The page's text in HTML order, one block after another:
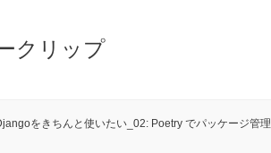
クリップ
をきちんと使いたい_02: Poetry でパッケージ管理